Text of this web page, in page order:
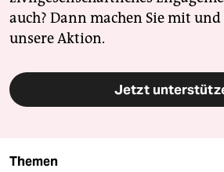
auch? Dann machen Sie mit
unsere Aktion.
Jetzt
Themen